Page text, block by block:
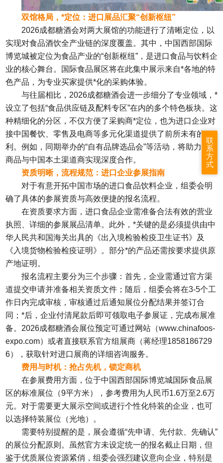
双馆格局，*定位：进口展品汇聚“创新枢纽”
2026成都糖酒会对两大展馆的功能进行了清晰定位，以
实现对食品酒饮全产业链的深度覆盖。其中，中国西部国际
博览城被定位为食品产业的“创新枢纽”，是进口食品与饮料企
业的核心舞台。国际食品展区将在此集中展示来自*各地的特
色产品，为专业买家提供*化的采购体验。
与往届相比， 2026成都糖酒会进一步细分了专业领域，*
设立了包括“食品供应链及配料专区”在内的多个特色板块。这
种精细化的分区，不仅方便了采购商*定位，也为进口企业对
接中国餐饮、零售及电商等多元化渠道提供了前所未有的便
利。例如，同期举办的“自有品牌选品会”等活动，将助力进口
商品与中国本土渠道商实现深度合作。
资质明晰，流程规范：进口企业参展指南
对于有意开拓中国市场的进口食品饮料企业，组委会明
确了具体的参展资质与高效便捷的报名流程。
在资质要求方面，进口食品企业需准备合法有效的营业
执照、详细的参展展品清单。此外，*关键的是必须提供由中
华人民共和国海关出具的《出入境检验检疫卫生证书》及
《入境货物检验检疫证明》。部分*的产品还需按要求提供原
产地证明。
报名流程主要分为三个步骤：首先，企业需通过官方渠
道提交申请并准备相关资质文件；随后，组委会将在3-5个工
作日内完成审核，审核通过后通知展位分配结果并签订合
同；*后，企业付清尾款后即可领取电子参展证，完成布展准
备。2026成都糖酒会展位预定可通过网站（www.chinafoos-
expo.com）或者直接联系官方组展商（蒋经理1858186729
6），获取针对进口展商的详细咨询服务。
费用与时机：抢占先机，锁定商机
在参展费用方面，位于中国西部国际博览城国际食品展
区的标准展位（9平方米），参考费用为人民币1.6万至2.6万
元。对于需要更大展示空间或进行个性化特装的企业，也可
以选择特装展位（光地）。
需要特别提醒的是，展会遵循“先申请、先付款、先确认”
的展位分配原则。虽然官方未设定统一的报名截止日期，但
鉴于优质展位资源紧俏，组委会强烈建议意向企业，特别是
联
系
方
式